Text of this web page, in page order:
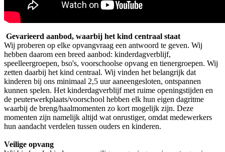
Gevarieerd aanbod, waarbij het kind centraal staat
Wij proberen op elke opvangvraag een antwoord te geven. Wij
hebben daarom een breed aanbod: kinderdagverblijf,
speelleergroepen, bso's, voorschoolse opvang en tienergroepen. Wij
zetten daarbij het kind centraal. Wij vinden het belangrijk dat
kinderen bij ons minimaal 2,5 uur aaneengesloten, ontspannen
kunnen spelen. Het kinderdagverblijf met ruime openingstijden en
de peuterwerkplaats/voorschool hebben elk hun eigen dagritme
waarbij de breng/haalmomenten zo kort mogelijk zijn. Deze
momenten zijn namelijk altijd wat onrustiger, omdat medewerkers
hun aandacht verdelen tussen ouders en kinderen.
Veilige opvang